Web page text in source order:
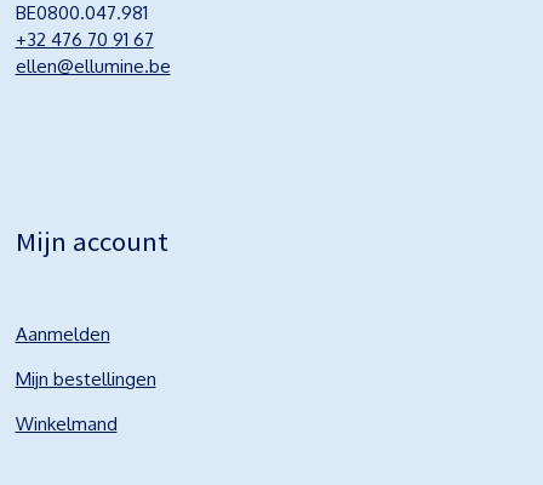
BE0800.047.981
+32 476 70 91 67
ellen@ellumine.be
Mijn account
Aanmelden
Mijn bestellingen
Winkelmand